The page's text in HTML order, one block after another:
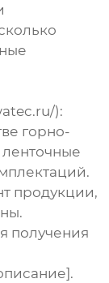
):
горно-
ленточные
продукции,
получения